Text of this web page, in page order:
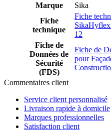
Marque
Sika
Fiche
technique
Fiche
12
Fiche de
Données de
Sécurité
(FDS)
Fiche de
pour
Commentaires client
Service client personnalisé
Livraison rapide à domicile
Marques professionnelles
Satisfaction client